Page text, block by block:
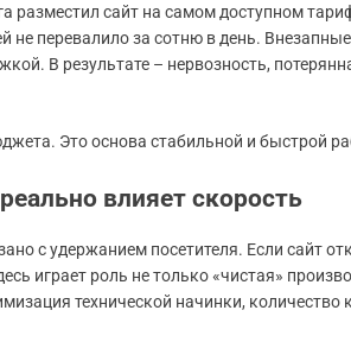
разместил сайт на самом доступном
не перевалило за сотню в день.
В результате – нервозность,
Это основа стабильной и быстрой
влияет скорость
с удержанием посетителя. Если сайт
играет роль не только «чистая»
технической начинки, количество